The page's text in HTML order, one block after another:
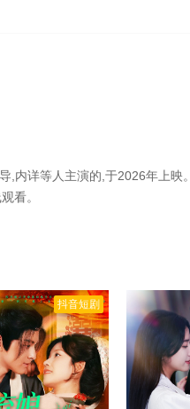
,内详等人主演的,于2026年上映。
看。
抖音短剧